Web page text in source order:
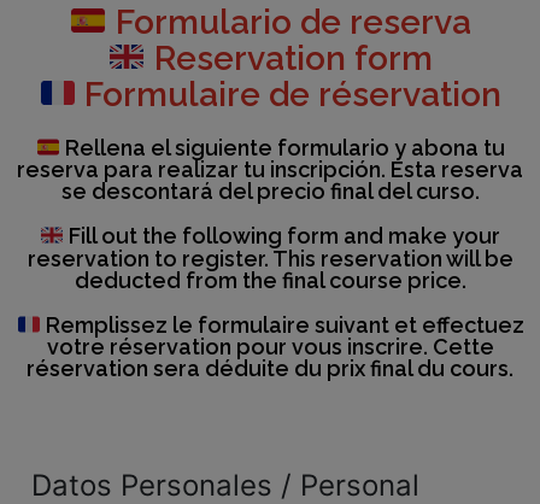
Formulario de reserva
Reservation form
Formulaire de réservation
Rellena el siguiente formulario y abona tu
reserva para realizar tu inscripción. Esta reserva
se descontará del precio final del curso.
Fill out the following form and make your
reservation to register. This reservation will be
deducted from the final course price.
Remplissez le formulaire suivant et effectuez
votre réservation pour vous inscrire. Cette
réservation sera déduite du prix final du cours.
Datos Personales / Personal